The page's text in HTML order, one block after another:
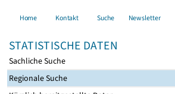
Home Kontakt Suche Newsletter
STATISTISCHE DATEN
Sachliche Suche
Regionale Suche